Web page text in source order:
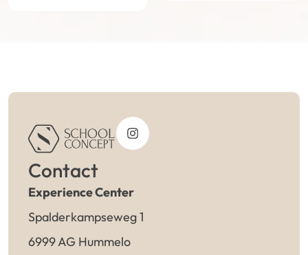
Contact
Experience Center
Spalderkampseweg 1
6999 AG Hummelo